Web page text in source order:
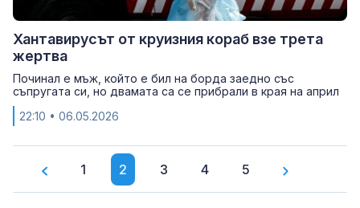
Хантавирусът от круизния кораб взе трета
жертва
Починал е мъж, който е бил на борда заедно със
съпругата си, но двамата са се прибрали в края на април
22:10 • 06.05.2026
1 2 3 4 5